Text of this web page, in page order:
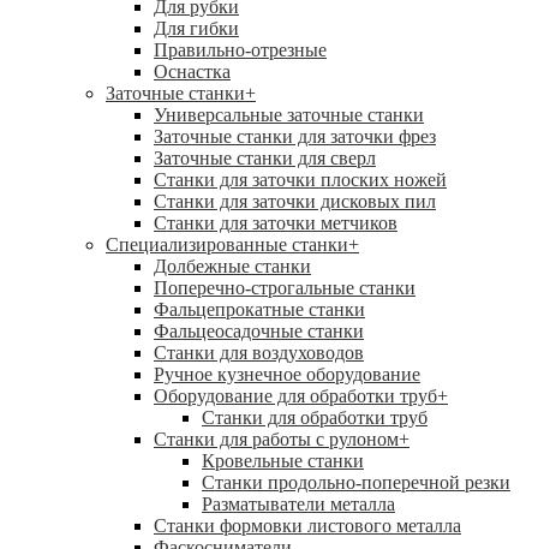
Для рубки
Для гибки
Правильно-отрезные
Оснастка
Заточные станки+
Универсальные заточные станки
Заточные станки для заточки фрез
Заточные станки для сверл
Станки для заточки плоских ножей
Станки для заточки дисковых пил
Станки для заточки метчиков
Специализированные станки+
Долбежные станки
Поперечно-строгальные станки
Фальцепрокатные станки
Фальцеосадочные станки
Станки для воздуховодов
Ручное кузнечное оборудование
Оборудование для обработки труб+
Станки для обработки труб
Станки для работы с рулоном+
Кровельные станки
Станки продольно-поперечной резки
Разматыватели металла
Станки формовки листового металла